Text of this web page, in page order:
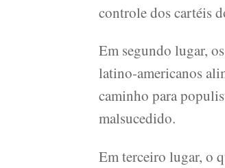
controle dos cartéis
Em segundo lugar,
latino-americanos
caminho para
malsucedido.
Em terceiro lugar, o